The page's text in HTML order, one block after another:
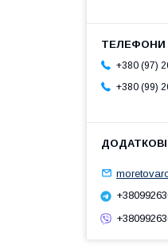
+380 (97)
+380 (99)